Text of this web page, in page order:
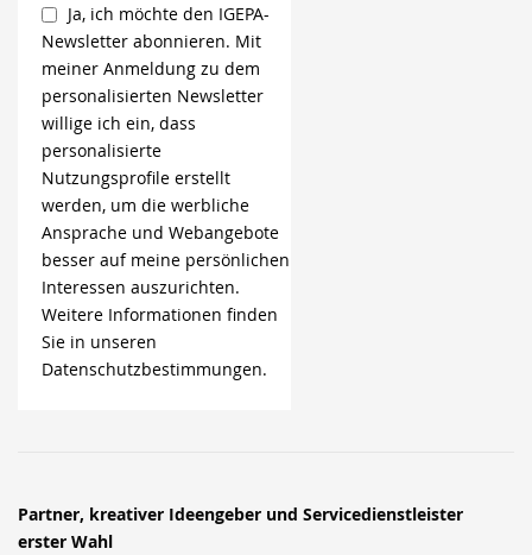
Ja, ich möchte den IGEPA-
Newsletter abonnieren. Mit
meiner Anmeldung zu dem
personalisierten Newsletter
willige ich ein, dass
personalisierte
Nutzungsprofile erstellt
werden, um die werbliche
Ansprache und Webangebote
besser auf meine persönlichen
Interessen auszurichten.
Weitere Informationen finden
Sie in unseren
Datenschutzbestimmungen.
Partner, kreativer Ideengeber und Servicedienstleister
erster Wahl